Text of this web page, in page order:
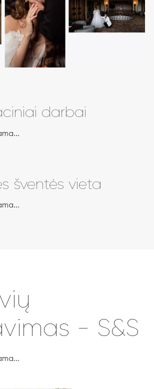
darbai
šventės vieta
- S&S